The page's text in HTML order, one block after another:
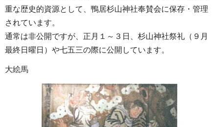
重な歴史的資源として、鴨居杉山神社奉賛会に保存・管理
されています。
通常は非公開ですが、正月１～３日、杉山神社祭礼（９月
最終日曜日）や七五三の際に公開しています。
大絵馬